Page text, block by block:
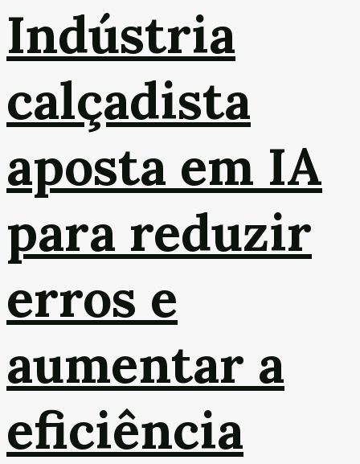
Indústria
calçadista
aposta em IA
para reduzir
erros e
aumentar a
eficiência